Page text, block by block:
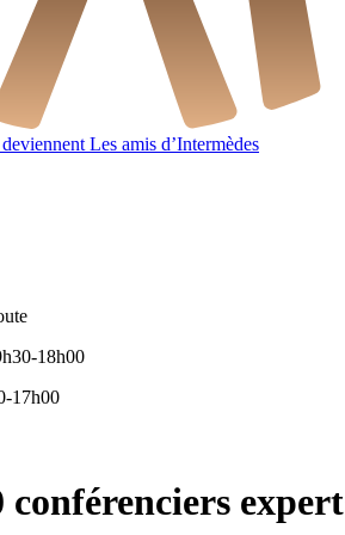
Les amis d’Intermèdes
18h00
17h00
conférenciers